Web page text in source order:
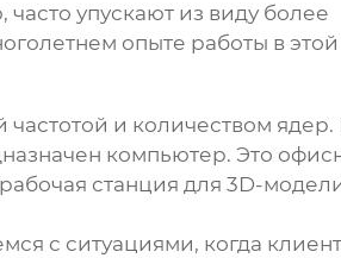
упускают из виду более
опыте работы в
и количеством ядер.
компьютер. Это
станция для 3D-
с ситуациями, когда